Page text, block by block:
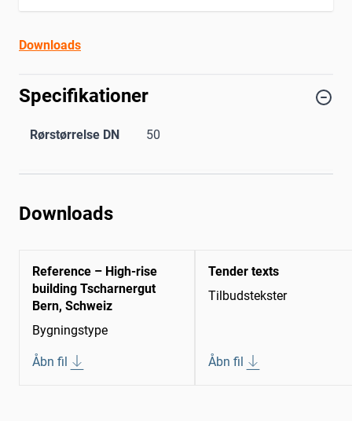
Downloads
Specifikationer
Rørstørrelse DN 50
Downloads
Reference – High-rise
building Tscharnergut
Bern, Schweiz
Bygningstype
Åbn fil
Tender texts
Tilbudstekster
Åbn fil